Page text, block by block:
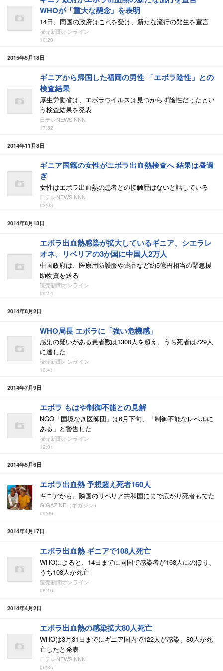
WHOが「重大な懸念」を表明
14日、同国の政府はこれを受け、新たな流行の発生を宣言
読売新聞オンライン
10:20
2015年5月18日
ギニアから帰国した福岡の男性 「エボラ陰性」との
検査結果
厚生労働省は、エボラウイルスは見つからず陰性だったとい
う検査結果を発表
日テレNEWS NNN
17:52
2014年11月8日
ギニア国籍の女性がエボラ出血熱検査へ 結果は昼過
ぎ
女性はエボラ出血熱の患者との接触歴はないと話している
日テレNEWS NNN
03:03
2014年8月13日
エボラ出血熱感染が拡大しているギニア、シエラレ
オネ、リベリアの3か国に中国人2万人
中国政府は、医療用防護服や薬品など約5億円相当の緊急援
助物資を送る
読売新聞オンライン
09:14
2014年8月2日
WHO局長 エボラに「強い危機感」
感染の疑いがある患者数は1300人を超え、うち死者は729人
に達した
読売新聞オンライン
10:41
2014年7月9日
エボラ もはや制御不能との見解
NGO「国境なき医師団」は6月下旬、「制御不能なレベルに
ある」と警告した
読売新聞オンライン
12:01
2014年5月6日
エボラ出血熱 予想超え死者160人
ギニアから、隣国のリベリア共和国にまで広がり死者もでた
GIGAZINE（ギガジン）
09:00
2014年4月17日
エボラ出血熱 ギニアで108人死亡
WHOによると、14日までに同国で感染者が168人にのぼり、
うち108人が死亡
読売新聞オンライン
08:16
2014年4月2日
エボラ出血熱の感染拡大80人死亡
WHOは3月31日までにギニア国内で122人が感染、80人が死
亡したと発表
日テレNEWS NNN
06:35